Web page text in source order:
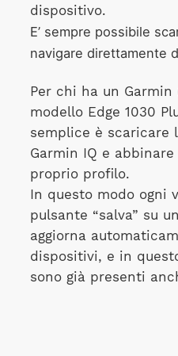
dispositivo.
E’ sempre possibile
navigare direttamente
Per chi ha un Garmin
modello Edge 1030
semplice è scaricare
Garmin IQ e
proprio profilo.
In questo modo ogni
pulsante “salva” su
aggiorna
dispositivi, e in
sono già presenti